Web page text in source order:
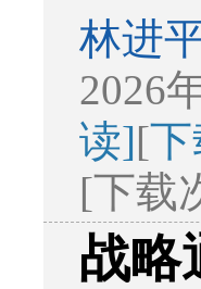
林进
2026
读][下
[下载
战略